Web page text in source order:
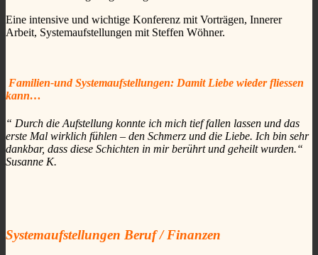
Eine intensive und wichtige Konferenz mit Vorträgen, Innerer
Arbeit, Systemaufstellungen mit Steffen Wöhner.
Familien-und Systemaufstellungen: Damit Liebe wieder fliessen
kann…
“ Durch die Aufstellung konnte ich mich tief fallen lassen und das
erste Mal wirklich fühlen – den Schmerz und die Liebe. Ich bin sehr
dankbar, dass diese Schichten in mir berührt und geheilt wurden.“
Susanne K.
Systemaufstellungen Beruf / Finanzen